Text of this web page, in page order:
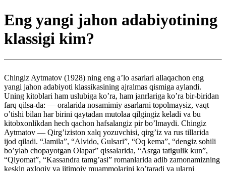
Eng yangi jahon adabiyotining
klassigi kim?
Chingiz Aytmatov (1928) ning eng a’lo asarlari allaqachon eng
yangi jahon adabiyoti klassikasining ajralmas qismiga aylandi.
Uning kitoblari ham uslubiga ko’ra, ham janrlariga ko’ra bir-biridan
farq qilsa-da: — oralarida nosamimiy asarlarni topolmaysiz, vaqt
o’tishi bilan har birini qaytadan mutolaa qilgingiz keladi va bu
kitobxonlikdan hech qachon hafsalangiz pir bo’lmaydi. Chingiz
Aytmatov — Qirg’iziston xalq yozuvchisi, qirg’iz va rus tillarida
ijod qiladi. “Jamila”, “Alvido, Gulsari”, “Oq kema”, “dengiz sohili
bo’ylab chopayotgan Olapar” qissalarida, “Asrga tatigulik kun”,
“Qiyomat”, “Kassandra tamg’asi” romanlarida adib zamonamizning
keskin axloqiy va ijtimoiy muammolarini ko’taradi va ularni